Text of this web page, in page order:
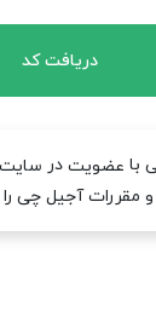
دریافت کد
با عضویت در
و مقررات آجیل چی را